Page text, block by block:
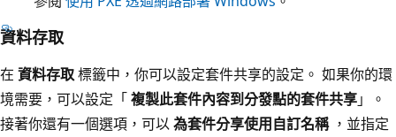
資料存取
在 資料存取標籤中，你可以設定套件共享的設定。 如果你的環
境需要，可以設定「複製此套件內容到分發點的套件共享」。
接著你還有一個選項，可以為套件分享使用自訂名稱，並指定